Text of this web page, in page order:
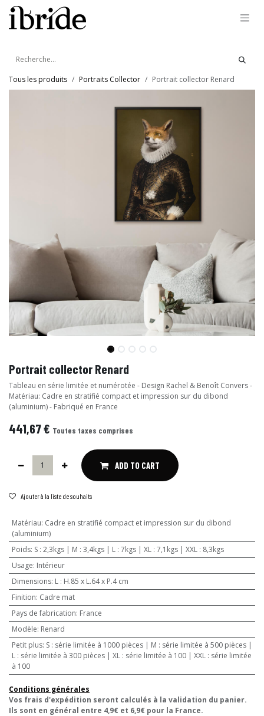
Se rendre au contenu
Tous les produits Portraits Collector Portrait collector Renard
Portrait collector Renard
Tableau en série limitée et numérotée - Design Rachel & Benoît Convers -
Matériau: Cadre en stratifié compact et impression sur du dibond
(aluminium) - Fabriqué en France
441,67€ Toutes taxes comprises
ADD TO CART
Ajouter à la liste de souhaits
Matériau: Cadre en stratifié compact et impression sur du dibond
(aluminium)
Poids: S : 2,3kgs | M : 3,4kgs | L : 7kgs | XL : 7,1kgs | XXL : 8,3kgs
Usage: Intérieur
Dimensions: L : H.85 x L.64 x P.4 cm
Finition: Cadre mat
Pays de fabrication: France
Modèle: Renard
Petit plus: S : série limitée à 1000 pièces | M : série limitée à 500 pièces |
L : série limitée à 300 pièces | XL : série limitée à 100 | XXL : série limitée
à 100
Conditions générales
Vos frais d'expédition seront calculés à la validation du panier.
Ils sont en général entre 4,9€ et 6,9€ pour la France.